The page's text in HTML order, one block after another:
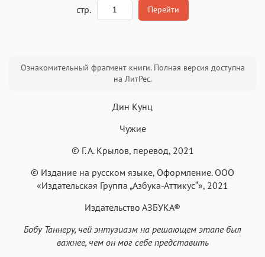
Аа
Garamond Fira Sans
Аа Аа Аа Аа
Аа
Helvetica Neue Arial Аа
Georgia Times New Roman
стр. Перейти
Ознакомительный фрагмент книги. Полная версия доступна
на ЛитРес.
Дин Кунц
Чужие
© Г. А. Крылов, перевод, 2021
© Издание на русском языке, Оформление. ООО
«Издательская Группа „Азбука-Аттикус“», 2021
Издательство АЗБУКА®
Бобу Таннеру, чей энтузиазм на решающем этапе был
важнее, чем он мог себе представить